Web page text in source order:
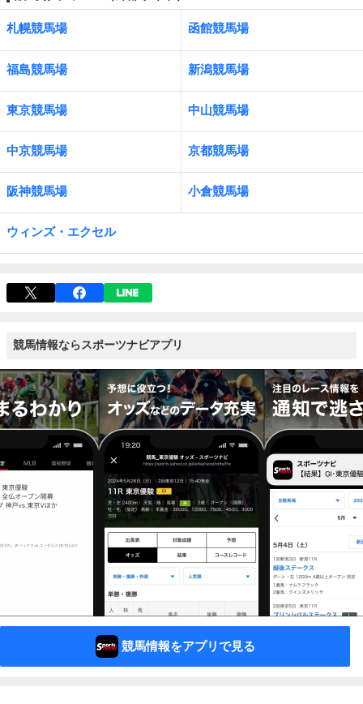
札幌競馬場 函館競馬場
福島競馬場 新潟競馬場
東京競馬場 中山競馬場
中京競馬場 京都競馬場
阪神競馬場 小倉競馬場
ウィンズ・エクセル
競馬情報ならスポーツナビアプリ
競馬情報をアプリで見る